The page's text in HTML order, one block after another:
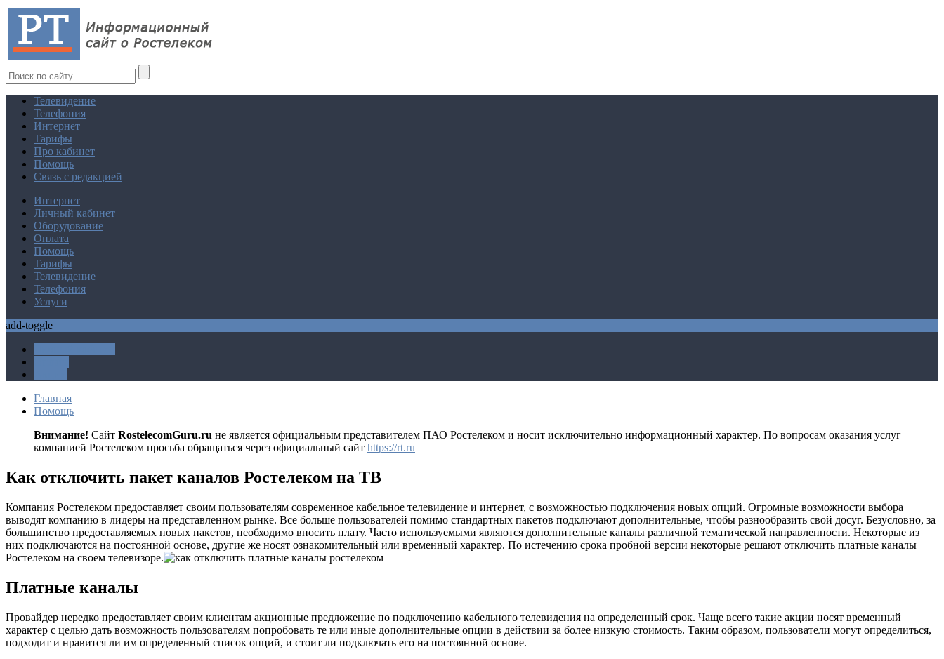
Телевидение
Телефония
Интернет
Тарифы
Про кабинет
Помощь
Связь с редакцией
Интернет
Личный кабинет
Оборудование
Оплата
Помощь
Тарифы
Телевидение
Телефония
Услуги
add-toggle
Главная
Помощь
Внимание! Сайт RostelecomGuru.ru не является официальным представителем ПАО Ростелеком и носит исключительно информационный характер. По вопросам оказания услуг
компанией Ростелеком просьба обращаться через официальный сайт https://rt.ru
Как отключить пакет каналов Ростелеком на ТВ
Компания Ростелеком предоставляет своим пользователям современное кабельное телевидение и интернет, с возможностью подключения новых опций. Огромные возможности выбора
выводят компанию в лидеры на представленном рынке. Все больше пользователей помимо стандартных пакетов подключают дополнительные, чтобы разнообразить свой досуг. Безусловно, за
большинство предоставляемых новых пакетов, необходимо вносить плату. Часто используемыми являются дополнительные каналы различной тематической направленности. Некоторые из
них подключаются на постоянной основе, другие же носят ознакомительный или временный характер. По истечению срока пробной версии некоторые решают отключить платные каналы
Ростелеком на своем телевизоре.
Платные каналы
Провайдер нередко предоставляет своим клиентам акционные предложение по подключению кабельного телевидения на определенный срок. Чаще всего такие акции носят временный
характер с целью дать возможность пользователям попробовать те или иные дополнительные опции в действии за более низкую стоимость. Таким образом, пользователи могут определиться,
подходит и нравится ли им определенный список опций, и стоит ли подключать его на постоянной основе.